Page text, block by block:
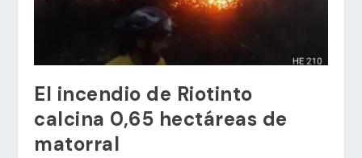
El incendio de Riotinto
calcina 0,65 hectáreas de
matorral